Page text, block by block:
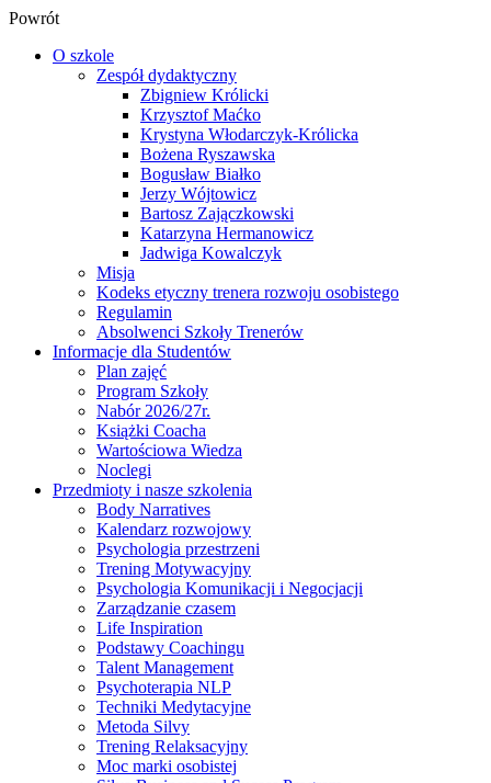
Powrót
O szkole
Zespół dydaktyczny
Zbigniew Królicki
Krzysztof Maćko
Krystyna Włodarczyk-Królicka
Bożena Ryszawska
Bogusław Białko
Jerzy Wójtowicz
Bartosz Zajączkowski
Katarzyna Hermanowicz
Jadwiga Kowalczyk
Misja
Kodeks etyczny trenera rozwoju osobistego
Regulamin
Absolwenci Szkoły Trenerów
Informacje dla Studentów
Plan zajęć
Program Szkoły
Nabór 2026/27r.
Książki Coacha
Wartościowa Wiedza
Noclegi
Przedmioty i nasze szkolenia
Body Narratives
Kalendarz rozwojowy
Psychologia przestrzeni
Trening Motywacyjny
Psychologia Komunikacji i Negocjacji
Zarządzanie czasem
Life Inspiration
Podstawy Coachingu
Talent Management
Psychoterapia NLP
Techniki Medytacyjne
Metoda Silvy
Trening Relaksacyjny
Moc marki osobistej